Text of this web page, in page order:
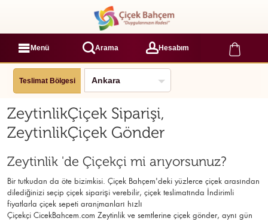
Menü Arama Hesabım
Teslimat Bölgesi
ZeytinlikÇiçek Siparişi,
ZeytinlikÇiçek Gönder
Zeytinlik 'de Çiçekçi mi arıyorsunuz?
Bir tutkudan da öte bizimkisi. Çiçek Bahçem'deki yüzlerce çiçek arasından
dilediğinizi seçip çiçek siparişi verebilir, çiçek teslimatında İndirimli
fiyatlarla çiçek sepeti aranjmanları hızlı
Çiçekçi CicekBahcem.com Zeytinlik ve semtlerine çiçek gönder, aynı gün